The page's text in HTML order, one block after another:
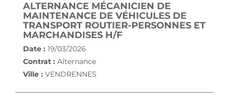
ALTERNANCE MÉCANICIEN DE
MAINTENANCE DE VÉHICULES DE
TRANSPORT ROUTIER-PERSONNES ET
MARCHANDISES H/F
Date : 19/03/2026
Contrat : Alternance
Ville : VENDRENNES